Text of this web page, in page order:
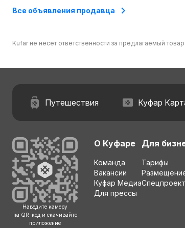
Все объявления продавца
Kufar не несет ответственности за предлагаемый товар.
Путешествия Куфар
Наведите камеру
на QR-код и скачивайте
приложение
О Куфаре
Команда
Вакансии
Куфар Медиа
Для прессы
Для
Тарифы